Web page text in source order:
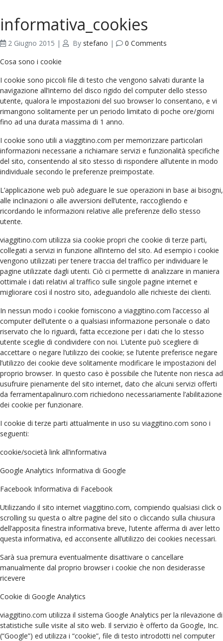
informativa_cookies
2 Giugno 2015 | By stefano |
0 Comments
Cosa sono i cookie
I cookie sono piccoli file di testo che vengono salvati durante la
navigazione all’interno del disco rigido del computer dello stesso
utente, qualora le impostazioni del suo browser lo consentano, e vi
rimangono solitamente per un periodo limitato di poche ore/giorni
fino ad una durata massima di 1 anno.
I cookie sono utili a viaggitino.com per memorizzare particolari
informazioni necessarie a richiamare servizi e funzionalità specifiche
del sito, consentendo al sito stesso di rispondere all’utente in modo
individuale secondo le preferenze preimpostate.
L’applicazione web può adeguare le sue operazioni in base ai bisogni,
alle inclinazioni o alle avversioni dell’utente, raccogliendo e
ricordando le informazioni relative alle preferenze dello stesso
utente.
viaggitino.com utilizza sia cookie propri che cookie di terze parti,
collegati a servizi in funzione all’interno del sito. Ad esempio i cookie
vengono utilizzati per tenere traccia del traffico per individuare le
pagine utilizzate dagli utenti. Ciò ci permette di analizzare in maniera
ottimale i dati relativi al traffico sulle singole pagine internet e
migliorare così il nostro sito, adeguandolo alle richieste dei clienti.
In nessun modo i cookie forniscono a viaggitino.com l’accesso al
computer dell’utente o a qualsiasi informazione personale o dato
riservato che lo riguardi, fatta eccezione per i dati che lo stesso
utente sceglie di condividere con noi. L’utente può scegliere di
accettare o negare l’utilizzo dei cookie; se l’utente preferisce negare
l’utilizzo dei cookie deve solitamente modificare le impostazioni del
proprio browser. In questo caso è possibile che l’utente non riesca ad
usufruire pienamente del sito internet, dato che alcuni servizi offerti
da ferramentapalinuro.com richiedono necessariamente l’abilitazione
dei cookie per funzionare.
I cookie di terze parti attualmente in uso su viaggitino.com sono i
seguenti:
cookie/società link all’informativa
Google Analytics Informativa di Google
Facebook Informativa di Facebook
Utilizzando il sito internet viaggitino.com, compiendo qualsiasi click o
scrolling su questa o altre pagine del sito o cliccando sulla chiusura
dell’apposita finestra informativa breve, l’utente afferma di aver letto
questa informativa, ed acconsente all’utilizzo dei cookies necessari.
Sarà sua premura eventualmente disattivare o cancellare
manualmente dal proprio browser i cookie che non desiderasse
ricevere
Cookie di Google Analytics
viaggitino.com utilizza il sistema Google Analytics per la rilevazione di
statistiche sulle visite al sito web. Il servizio è offerto da Google, Inc.
(“Google”) ed utilizza i “cookie”, file di testo introdotti nel computer